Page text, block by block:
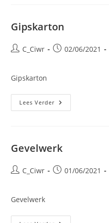
Gipskarton
BerichtC_Ciwr
Bericht02/06/2021
Gipskarton
Lees VerderGipskarton
Gevelwerk
BerichtC_Ciwr
Bericht01/06/2021
Gevelwerk